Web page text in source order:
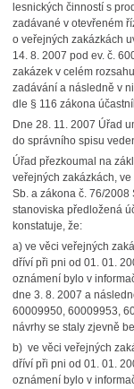
lesnických činností s
zadávané v otevřeném
o veřejných zakázkách
14. 8. 2007 pod ev. č.
zakázek v celém
zadávání a následně v
dle § 116 zákona
Dne 28. 11. 2007 Úřad
do správního spisu
Úřad přezkoumal na
veřejných zakázkách,
Sb. a zákona č. 76/
stanoviska předložená
konstatuje, že:
a) ve věci veřejných
dříví při pni od 01. 01.
oznámení bylo v
dne 3. 8. 2007 a
60009950, 60009953,
návrhy se staly zjevně
b) ve věci veřejných
dříví při pni od 01. 01.
oznámení bylo v